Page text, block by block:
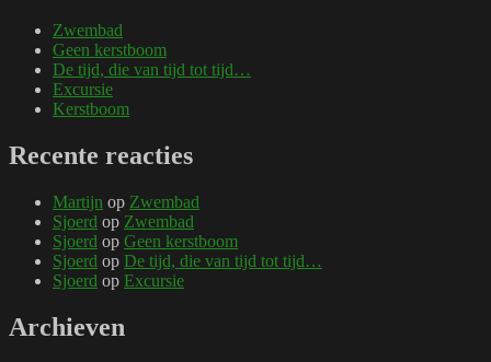
Zwembad
Geen kerstboom
De tijd, die van tijd tot tijd…
Excursie
Kerstboom
Recente reacties
Martijn op Zwembad
Sjoerd op Zwembad
Sjoerd op Geen kerstboom
Sjoerd op De tijd, die van tijd tot tijd…
Sjoerd op Excursie
Archieven